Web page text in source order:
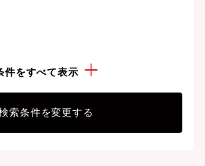
ア
件をすべて表示
索条件を変更する